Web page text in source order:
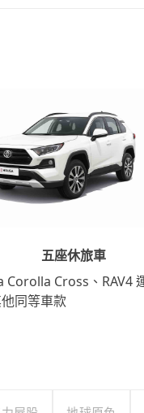
五座休旅車
Corolla Cross、RAV4
同等車款